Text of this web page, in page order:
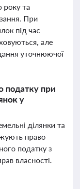
року та
При
під час
але
уточнюючої
податку при
у
ділянки та
право
податку з
власності.